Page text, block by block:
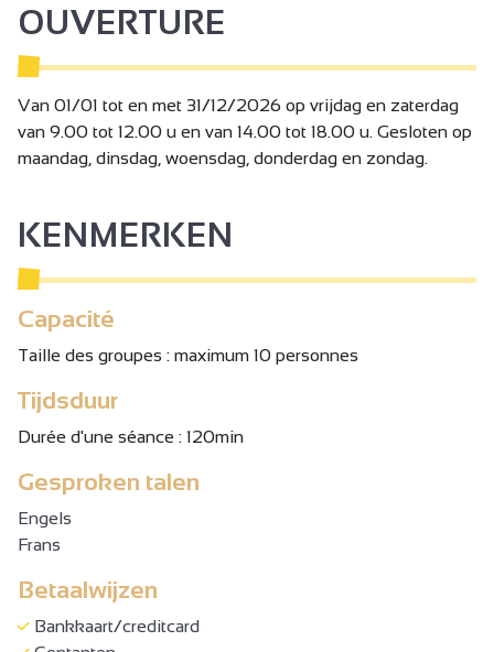
OUVERTURE
Van 01/01 tot en met 31/12/2026 op vrijdag en zaterdag
van 9.00 tot 12.00 u en van 14.00 tot 18.00 u. Gesloten op
maandag, dinsdag, woensdag, donderdag en zondag.
KENMERKEN
Capacité
Taille des groupes : maximum 10 personnes
Tijdsduur
Durée d'une séance : 120min
Gesproken talen
Engels
Frans
Betaalwijzen
Bankkaart/creditcard